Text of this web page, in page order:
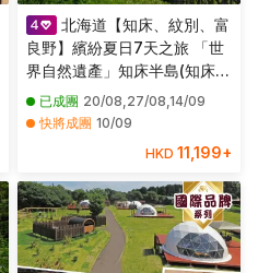
北海道【知床、紋別、富
良野】繽紛夏日7天之旅 「世
界自然遺產」知床半島(知床瀑
布、知床五湖~高架木道橋散
策)、富良野~富田花園、美瑛
乘坐四季彩Norocco號觀光
車)
已成團 20/08,27/08,14/09
快將成團 10/09
HKD 11,199+